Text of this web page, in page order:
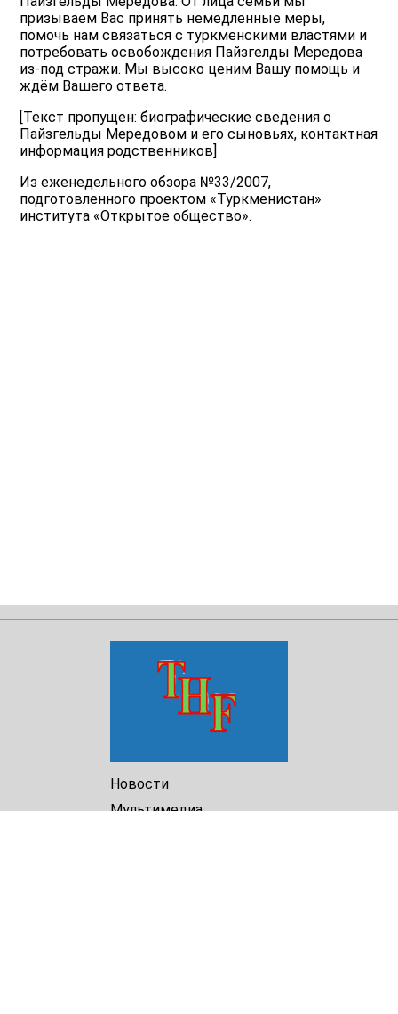
призываем Вас принять немедленные меры,
помочь нам связаться с туркменскими властями и
потребовать освобождения Пaйзгелды Мередова
из-под стражи. Мы высоко ценим Вашу помощь и
ждём Вашего ответа.
[Текст пропущен: биографические сведения о
Пайзгельды Мередовом и его сыновьях, контактная
информация родственников]
Из еженедельного обзора №33/2007,
подготовленного проектом «Туркменистан»
института «Открытое общество».
Новости
Мультимедиа